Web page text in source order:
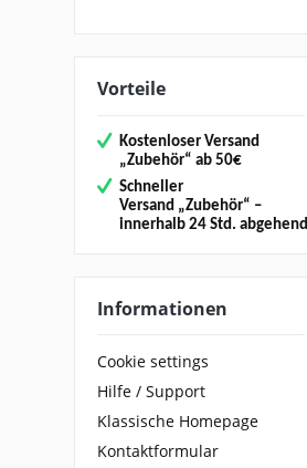
Vorteile
Kostenloser Versand
„Zubehör“ ab 50€
Schneller
Versand „Zubehör“ –
innerhalb 24 Std. abgehend
Informationen
Cookie settings
Hilfe / Support
Klassische Homepage
Kontaktformular